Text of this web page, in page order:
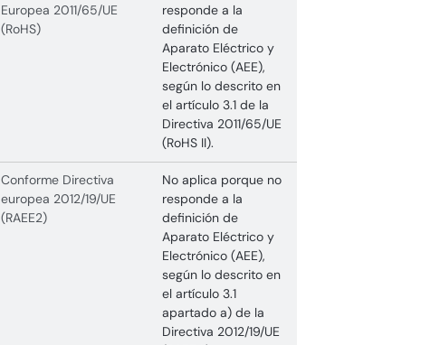
Europea 2011/65/UE
(RoHS)
responde a la
definición de
Aparato Eléctrico y
Electrónico (AEE),
según lo descrito en
el artículo 3.1 de la
Directiva 2011/65/UE
(RoHS II).
Conforme Directiva
europea 2012/19/UE
(RAEE2)
No aplica porque no
responde a la
definición de
Aparato Eléctrico y
Electrónico (AEE),
según lo descrito en
el artículo 3.1
apartado a) de la
Directiva 2012/19/UE